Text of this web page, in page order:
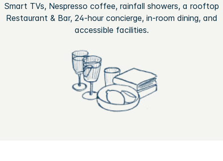
Smart TVs, Nespresso coffee, rainfall showers, a rooftop
Restaurant & Bar, 24-hour concierge, in-room dining, and
accessible facilities.